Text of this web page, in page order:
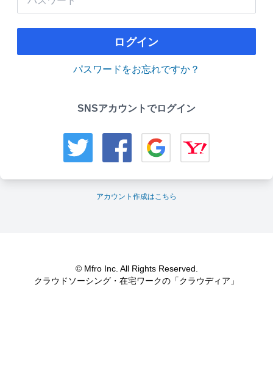
ログイン
パスワードをお忘れですか？
SNSアカウントでログイン
アカウント作成はこちら
© Mfro Inc. All Rights Reserved.
クラウドソーシング・在宅ワークの「クラウディア」